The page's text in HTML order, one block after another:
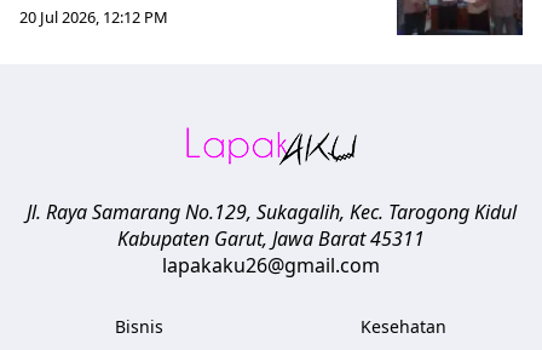
20 Jul 2026, 12:12 PM
Jl. Raya Samarang No.129, Sukagalih, Kec. Tarogong Kidul
Kabupaten Garut, Jawa Barat45311
lapakaku26@gmail.com
Bisnis Kesehatan